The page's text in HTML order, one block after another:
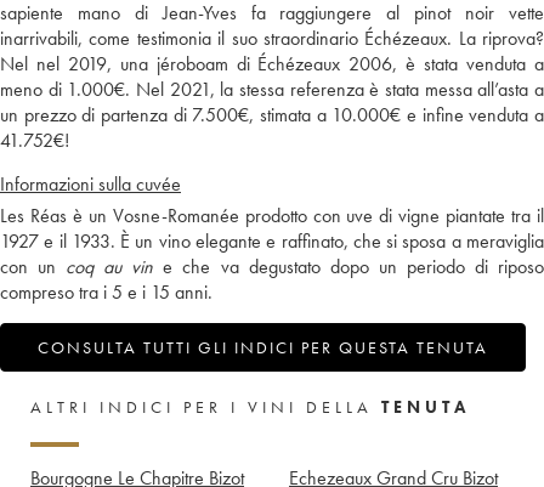
sapiente mano di Jean-Yves fa raggiungere al pinot noir vette
inarrivabili, come testimonia il suo straordinario Échézeaux. La riprova?
Nel nel 2019, una jéroboam di Échézeaux 2006, è stata venduta a
meno di 1.000€. Nel 2021, la stessa referenza è stata messa all’asta a
un prezzo di partenza di 7.500€, stimata a 10.000€ e infine venduta a
41.752€!
Informazioni sulla cuvée
Les Réas è un Vosne-Romanée prodotto con uve di vigne piantate tra il
1927 e il 1933. È un vino elegante e raffinato, che si sposa a meraviglia
con un coq au vin e che va degustato dopo un periodo di riposo
compreso tra i 5 e i 15 anni.
CONSULTA TUTTI GLI INDICI PER QUESTA TENUTA
ALTRI INDICI PER I VINI DELLA TENUTA
Bourgogne Le Chapitre Bizot
Echezeaux Grand Cru Bizot